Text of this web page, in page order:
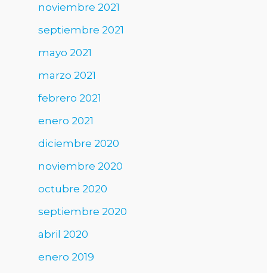
noviembre 2021
septiembre 2021
mayo 2021
marzo 2021
febrero 2021
enero 2021
diciembre 2020
noviembre 2020
octubre 2020
septiembre 2020
abril 2020
enero 2019